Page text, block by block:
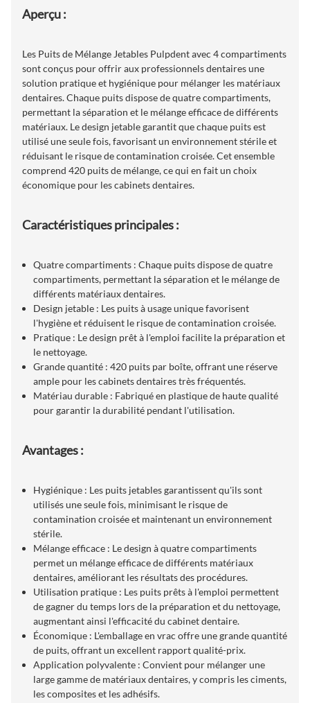
Aperçu :
Les Puits de Mélange Jetables Pulpdent avec 4 compartiments
sont conçus pour offrir aux professionnels dentaires une
solution pratique et hygiénique pour mélanger les matériaux
dentaires. Chaque puits dispose de quatre compartiments,
permettant la séparation et le mélange efficace de différents
matériaux. Le design jetable garantit que chaque puits est
utilisé une seule fois, favorisant un environnement stérile et
réduisant le risque de contamination croisée. Cet ensemble
comprend 420 puits de mélange, ce qui en fait un choix
économique pour les cabinets dentaires.
Caractéristiques principales :
Quatre compartiments : Chaque puits dispose de quatre
compartiments, permettant la séparation et le mélange de
différents matériaux dentaires.
Design jetable : Les puits à usage unique favorisent
l'hygiène et réduisent le risque de contamination croisée.
Pratique : Le design prêt à l'emploi facilite la préparation et
le nettoyage.
Grande quantité : 420 puits par boîte, offrant une réserve
ample pour les cabinets dentaires très fréquentés.
Matériau durable : Fabriqué en plastique de haute qualité
pour garantir la durabilité pendant l'utilisation.
Avantages :
Hygiénique : Les puits jetables garantissent qu'ils sont
utilisés une seule fois, minimisant le risque de
contamination croisée et maintenant un environnement
stérile.
Mélange efficace : Le design à quatre compartiments
permet un mélange efficace de différents matériaux
dentaires, améliorant les résultats des procédures.
Utilisation pratique : Les puits prêts à l'emploi permettent
de gagner du temps lors de la préparation et du nettoyage,
augmentant ainsi l'efficacité du cabinet dentaire.
Économique : L'emballage en vrac offre une grande quantité
de puits, offrant un excellent rapport qualité-prix.
Application polyvalente : Convient pour mélanger une
large gamme de matériaux dentaires, y compris les ciments,
les composites et les adhésifs.